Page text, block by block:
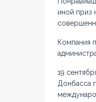
иной приз
Компания
19
Донбасса